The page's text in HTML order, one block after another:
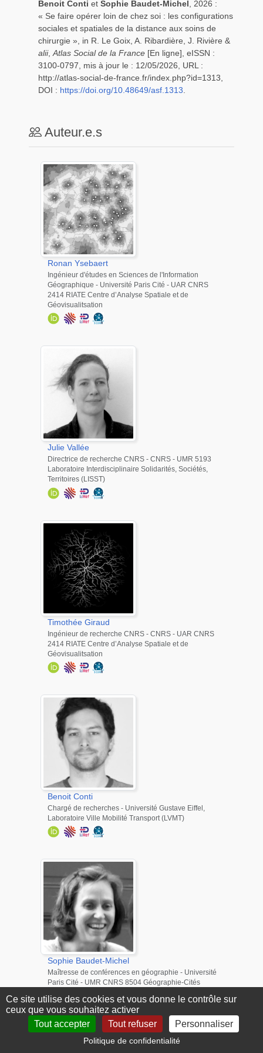
Benoit Conti et Sophie Baudet-Michel, 2026 :
« Se faire opérer loin de chez soi : les configurations
sociales et spatiales de la distance aux soins de
chirurgie », in R. Le Goix, A. Ribardière, J. Rivière &
alii,Atlas Social de la France [En ligne], eISSN :
3100-0797, mis à jour le : 12/05/2026, URL :
http://atlas-social-de-france.fr/index.php?id=1313,
DOI : https://doi.org/10.48649/asf.1313.
Auteur.e.s
Ronan Ysebaert
Ingénieur d'études en Sciences de l'Information
Géographique - Université Paris Cité - UAR CNRS
2414 RIATE Centre d’Analyse Spatiale et de
Géovisualitsation
Julie Vallée
Directrice de recherche CNRS - CNRS - UMR 5193
Laboratoire Interdisciplinaire Solidarités, Sociétés,
Territoires (LISST)
Timothée Giraud
Ingénieur de recherche CNRS - CNRS - UAR CNRS
2414 RIATE Centre d’Analyse Spatiale et de
Géovisualitsation
Benoit Conti
Chargé de recherches - Université Gustave Eiffel,
Laboratoire Ville Mobilité Transport (LVMT)
Sophie Baudet-Michel
Maîtresse de conférences en géographie - Université
Paris Cité - UMR CNRS 8504 Géographie-Cités
Droits d'auteur
Ce site utilise des cookies et vous donne le contrôle sur
ceux que vous souhaitez activer
Tout accepter
Tout refuser Personnaliser
Politique de confidentialité